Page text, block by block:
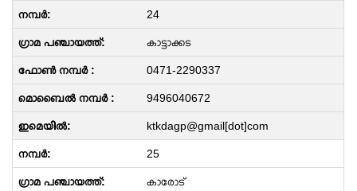
24
കാട്ടാക്കട
0471-2290337
9496040672
ktkdagp@gmail[dot]com
25
കാരോട്